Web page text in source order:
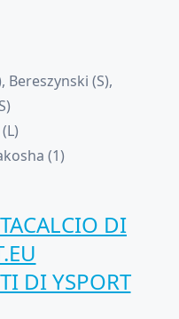
Bereszynski (S),
(1)
DI
DI YSPORT